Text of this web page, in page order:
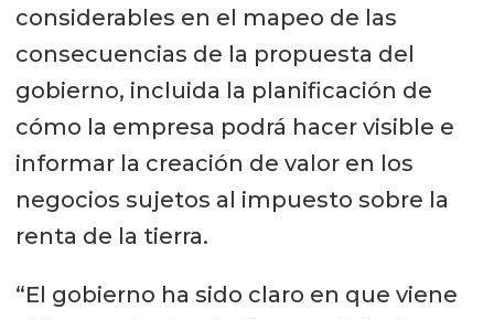
considerables en el mapeo de las
consecuencias de la propuesta del
gobierno, incluida la planificación de
cómo la empresa podrá hacer visible e
informar la creación de valor en los
negocios sujetos al impuesto sobre la
renta de la tierra.
“El gobierno ha sido claro en que viene